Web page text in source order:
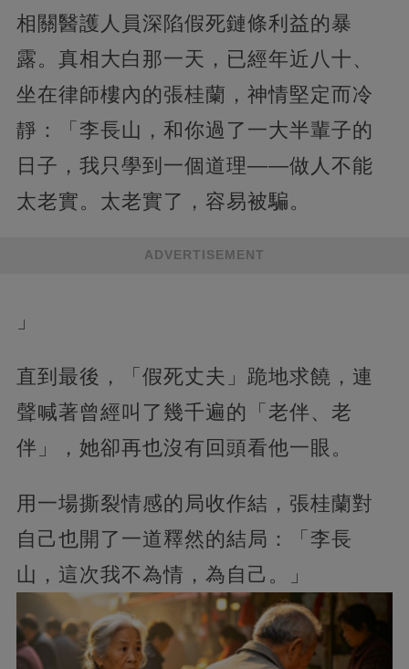
相關醫護人員深陷假死鏈條利益的暴
露。真相大白那一天，已經年近八十、
坐在律師樓內的張桂蘭，神情堅定而冷
靜：「李長山，和你過了一大半輩子的
日子，我只學到一個道理——做人不能
太老實。太老實了，容易被騙。
ADVERTISEMENT
」
直到最後，「假死丈夫」跪地求饒，連
聲喊著曾經叫了幾千遍的「老伴、老
伴」，她卻再也沒有回頭看他一眼。
用一場撕裂情感的局收作結，張桂蘭對
自己也開了一道釋然的結局：「李長
山，這次我不為情，為自己。」